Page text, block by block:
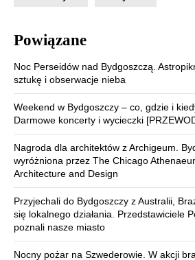
Powiązane
Noc Perseidów nad Bydgoszczą.
sztukę i obserwacje nieba
Weekend w Bydgoszczy – co, gdzie i
Darmowe koncerty i wycieczki
Nagroda dla architektów z Archigeum.
wyróżniona przez The Chicago
Architecture and Design
Przyjechali do Bydgoszczy z Australii,
się lokalnego działania. Przedstawiciele
poznali nasze miasto
Nocny pożar na Szwederowie. W akcji